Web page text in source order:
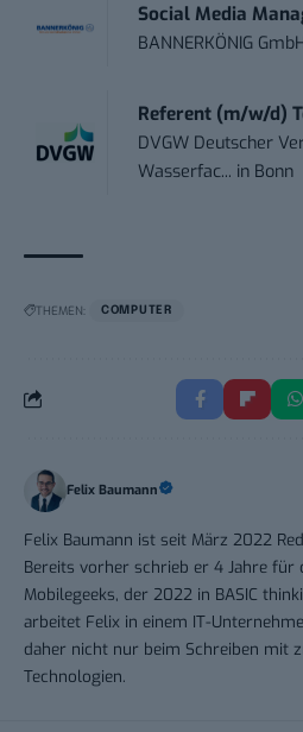
Social Media
BANNERKÖNIG
Referent (m/w/d)
DVGW Deutscher
Wasserfac... in Bonn
THEMEN: COMPUTER
Felix Baumann
Felix Baumann ist seit März 2022
Bereits vorher schrieb er 4 Jahre für
Mobilegeeks, der 2022 in BASIC
arbeitet Felix in einem IT-
daher nicht nur beim Schreiben mit
Technologien.